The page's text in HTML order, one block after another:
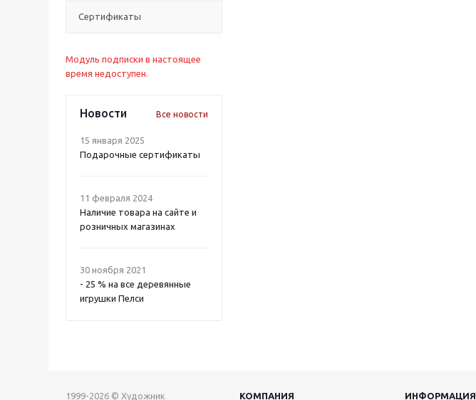
Сертификаты
Модуль подписки в настоящее
время недоступен.
Новости Все новости
15 января 2025
Подарочные сертификаты
11 февраля 2024
Наличие товара на сайте и
розничных магазинах
30 ноября 2021
- 25 % на все деревянные
игрушки Пелси
1999-2026 © Художник КОМПАНИЯ ИНФОРМАЦИЯ